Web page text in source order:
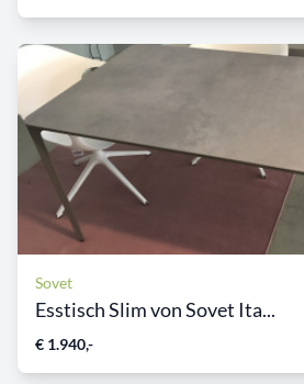
Sovet
Esstisch Slim von Sovet Ita...
€ 1.940,-